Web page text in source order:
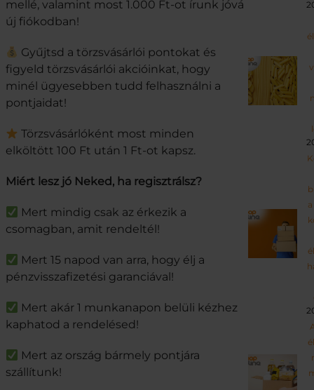
mellé, valamint most 1.000 Ft-ot írunk jóvá
új fiókodban!
Gyűjtsd a törzsvásárlói pontokat és
figyeld törzsvásárlói akcióinkat, hogy
minél ügyesebben tudd felhasználni a
pontjaidat!
Törzsvásárlóként most minden
elköltött 100 Ft után 1 Ft-ot kapsz.
Miért lesz jó Neked, ha regisztrálsz?
Mert mindig csak az érkezik a
csomagban, amit rendeltél!
Mert 15 napod van arra, hogy élj a
pénzvisszafizetési garanciával!
Mert akár 1 munkanapon belüli kézhez
kaphatod a rendelésed!
Mert az ország bármely pontjára
szállítunk!